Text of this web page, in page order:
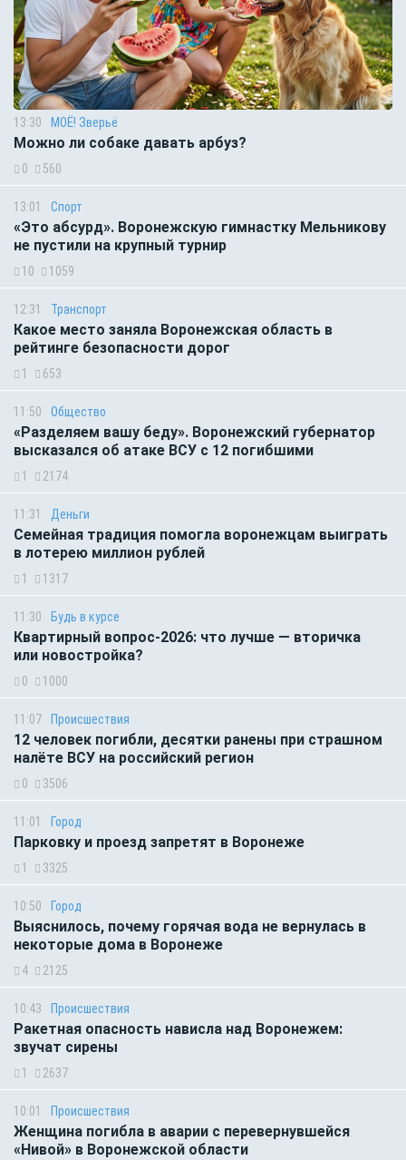
13:30 МОЁ! Зверьё
Можно ли собаке давать арбуз?
0 560
13:01 Спорт
«Это абсурд». Воронежскую гимнастку Мельникову
не пустили на крупный турнир
10 1059
12:31 Транспорт
Какое место заняла Воронежская область в
рейтинге безопасности дорог
1 653
11:50 Общество
«Разделяем вашу беду». Воронежский губернатор
высказался об атаке ВСУ с 12 погибшими
1 2174
11:31 Деньги
Семейная традиция помогла воронежцам выиграть
в лотерею миллион рублей
1 1317
11:30 Будь в курсе
Квартирный вопрос-2026: что лучше — вторичка
или новостройка?
0 1000
11:07 Происшествия
12 человек погибли, десятки ранены при страшном
налёте ВСУ на российский регион
0 3506
11:01 Город
Парковку и проезд запретят в Воронеже
1 3325
10:50 Город
Выяснилось, почему горячая вода не вернулась в
некоторые дома в Воронеже
4 2125
10:43 Происшествия
Ракетная опасность нависла над Воронежем:
звучат сирены
1 2637
10:01 Происшествия
Женщина погибла в аварии с перевернувшейся
«Нивой» в Воронежской области